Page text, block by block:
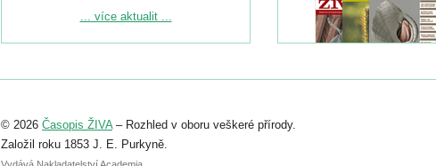
Podrobnější informace ke konferenci
Registrovat se můžete do 6. září.
abstraktu přihlášené přednášky nebo
posteru je už 30. června.
... více aktualit ...
© 2026 Časopis ŽIVA– Rozhled v oboru veškeré přírody.
Založil roku 1853 J. E. Purkyně.